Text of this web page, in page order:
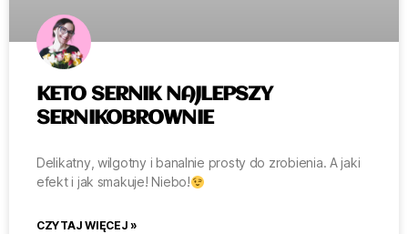
KETO SERNIK NAJLEPSZY
SERNIKOBROWNIE
Delikatny, wilgotny i banalnie prosty do zrobienia. A jaki
efekt i jak smakuje! Niebo!
CZYTAJ WIĘCEJ »